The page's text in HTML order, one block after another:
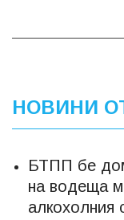
НОВИНИ
БТПП бе
на водеща
алкохолния